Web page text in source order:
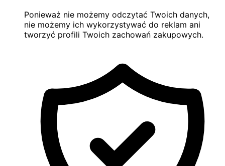
Ponieważ nie możemy odczytać Twoich danych,
nie możemy ich wykorzystywać do reklam ani
tworzyć profili Twoich zachowań zakupowych.